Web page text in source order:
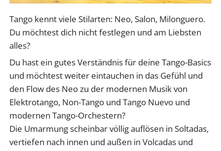
Tango kennt viele Stilarten: Neo, Salon, Milonguero.
Du möchtest dich nicht festlegen und am Liebsten
alles?
Du hast ein gutes Verständnis für deine Tango-Basics
und möchtest weiter eintauchen in das Gefühl und
den Flow des Neo zu der modernen Musik von
Elektrotango, Non-Tango und Tango Nuevo und
modernen Tango-Orchestern?
Die Umarmung scheinbar völlig auflösen in Soltadas,
vertiefen nach innen und außen in Volcadas und